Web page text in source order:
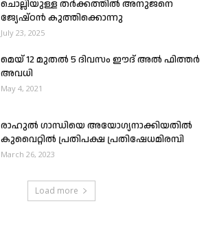
ചൊല്ലിയുള്ള തർക്കത്തിൽ അനുജനെ
ജ്യേഷ്ഠൻ കുത്തിക്കൊന്നു
July 23, 2025
മെയ് 12 മുതൽ 5 ദിവസം ഈദ് അൽ ഫിത്തർ
അവധി
May 4, 2021
രാഹുൽ ഗാന്ധിയെ അയോഗ്യനാക്കിയതിൽ
കുവൈറ്റിൽ പ്രതിപക്ഷ പ്രതിഷേധമിരമ്പി
March 26, 2023
Load more